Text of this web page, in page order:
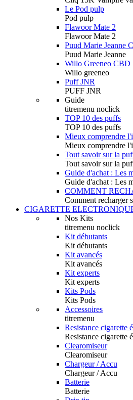
Le Pod pulp
Pod pulp
Flawoor Mate 2
Flawoor Mate 2
Puud Marie Jeanne
Puud Marie Jeanne
Willo Greeneo CBD
Willo greeneo
Puff JNR
PUFF JNR
Guide
titremenu noclick
TOP 10 des puffs
TOP 10 des puffs
Mieux comprendre
Mieux comprendre
Tout savoir sur la
Tout savoir sur la
Guide d'achat : Les
Guide d'achat : Les
COMMENT
Comment recharger
CIGARETTE
Nos Kits
titremenu noclick
Kit débutants
Kit débutants
Kit avancés
Kit avancés
Kit experts
Kit experts
Kits Pods
Kits Pods
Accessoires
titremenu
Resistance cigarette
Resistance cigarette
Clearomiseur
Clearomiseur
Chargeur / Accu
Chargeur / Accu
Batterie
Batterie